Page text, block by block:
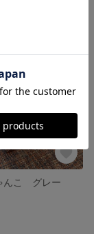
んこ グレー